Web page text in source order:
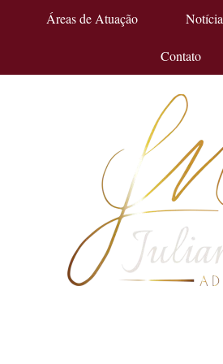
Áreas de Atuação
Contato